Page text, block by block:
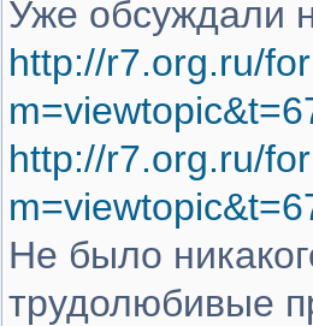
Уже обсуждали
http://r7.org.ru/
http://r7.org.ru/
Не было
трудолюбивые